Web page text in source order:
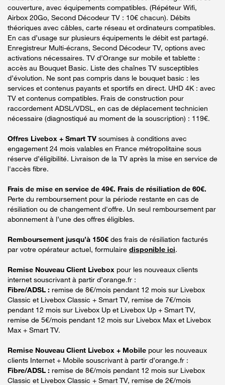
couverture, avec équipements compatibles. (Répéteur Wifi,
Airbox 20Go, Second Décodeur TV : 10€ chacun). Débits
théoriques avec câbles, carte réseau et ordinateurs compatibles.
En cas d’usage sur plusieurs équipements le débit est partagé.
Enregistreur Multi-écrans, Second Décodeur TV, options avec
activations nécessaires. TV d’Orange sur mobile et tablette :
accès au Bouquet Basic. Liste des chaînes TV susceptibles
d’évolution. Ne sont pas compris dans le bouquet basic : les
services et contenus payants et sportifs en direct. UHD 4K : avec
TV et contenus compatibles. Frais de construction pour
raccordement ADSL/VDSL, en cas de déplacement technicien
nécessaire (diagnostiqué au moment de la souscription) : 119€.
Offres Livebox + Smart TV soumises à conditions avec
engagement 24 mois valables en France métropolitaine sous
réserve d’éligibilité. Livraison de la TV après la mise en service de
l'accès fibre.
Frais de mise en service de 49€. Frais de résiliation de 60€.
Perte du remboursement pour la période restante en cas de
résiliation ou de changement d'offre. Un seul remboursement par
abonnement à l’une des offres éligibles.
Remboursement jusqu’à 150€ des frais de résiliation facturés
par votre opérateur actuel, formulaire disponible ici.
Remise Nouveau Client Livebox pour les nouveaux clients
internet souscrivant à partir d’orange.fr :
Fibre/ADSL : remise de 8€/mois pendant 12 mois sur Livebox
Classic et Livebox Classic + Smart TV, remise de 7€/mois
pendant 12 mois sur Livebox Up et Livebox Up + Smart TV,
remise de 5€/mois pendant 12 mois sur Livebox Max et Livebox
Max + Smart TV.
Remise Nouveau Client Livebox + Mobile pour les nouveaux
clients Internet + Mobile souscrivant à partir d’orange.fr :
Fibre/ADSL : remise de 8€/mois pendant 12 mois sur Livebox
Classic et Livebox Classic + Smart TV, remise de 2€/mois